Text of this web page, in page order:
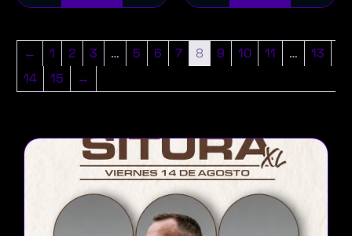
← 1 2 3 … 5 6 7 8 9 10 11 …
13
14
15 →